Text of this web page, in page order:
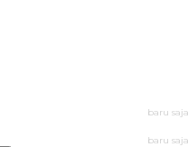
baru saja
baru saja